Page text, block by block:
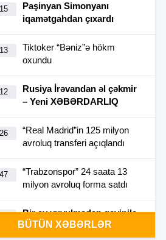
Paşinyan Simonyanı
iqamətgahdan çıxardı
Tiktoker “Bəniz”ə hökm
oxundu
Rusiya İrəvandan əl çəkmir
– Yeni XƏBƏRDARLIQ
“Real Madrid”in 125 milyon
avroluq transferi açıqlandı
“Trabzonspor” 24 saata 13
milyon avroluq forma satdı
Bir ay yuyulmadan geyinilə
bilən futbolka yaradıldı-
BÜTÜN XƏBƏRLƏR